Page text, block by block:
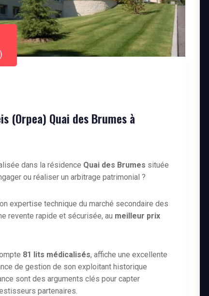
(Orpea) Quai des Brumes à
dans la résidence Quai des Brumes située
ou réaliser un arbitrage patrimonial ?
expertise technique du marché secondaire des
revente rapide et sécurisée, au meilleur prix
81 lits médicalisés, affiche une excellente
de gestion de son exploitant historique
sont des arguments clés pour capter
partenaires.